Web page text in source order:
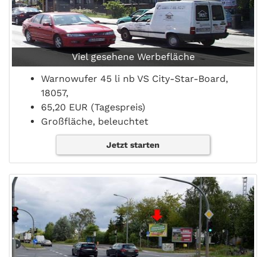
Viel gesehene Werbefläche
Warnowufer 45 li nb VS City-Star-Board,
18057,
65,20 EUR (Tagespreis)
Großfläche, beleuchtet
Jetzt starten